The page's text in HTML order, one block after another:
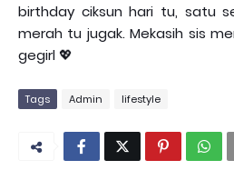
birthday ciksun hari tu, satu
merah tu jugak. Mekasih sis
gegirl 💖
Tags Admin lifestyle